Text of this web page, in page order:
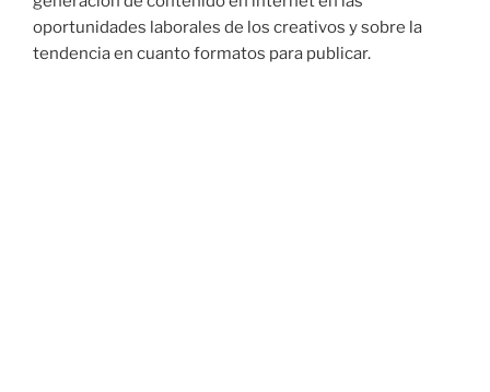
oportunidades laborales de los creativos y sobre la
tendencia en cuanto formatos para publicar.